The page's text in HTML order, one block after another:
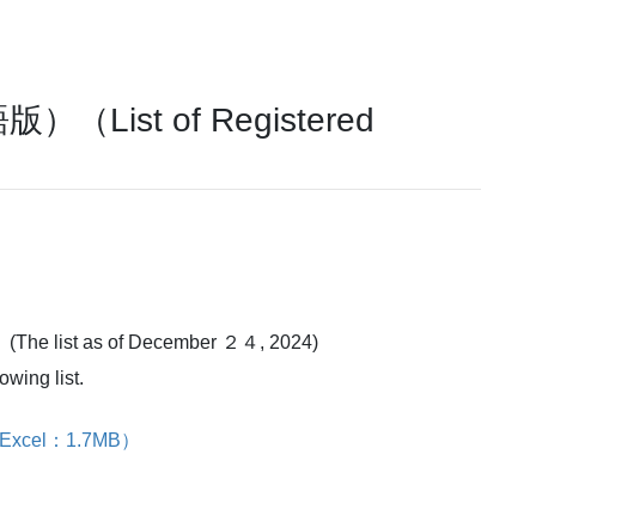
）（List of Registered
list as of December ２４, 2024)
list.
：1.7MB）